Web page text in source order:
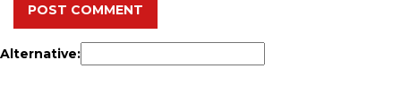
POST COMMENT
Alternative: